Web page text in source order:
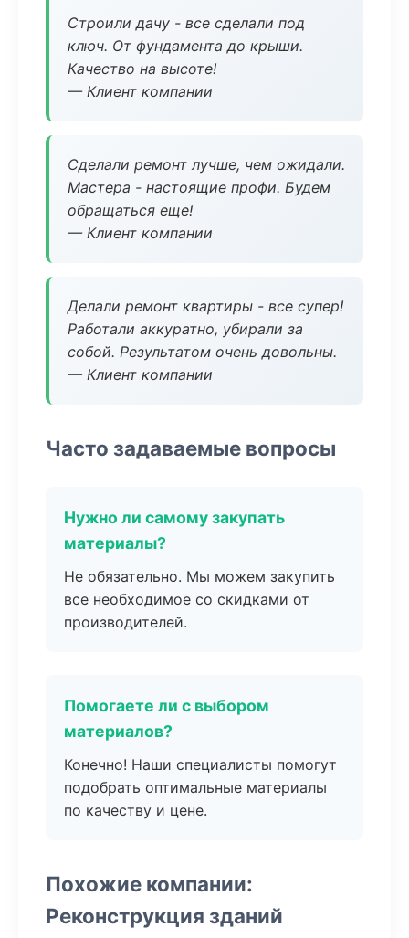
Строили дачу - все сделали под
ключ. От фундамента до крыши.
Качество на высоте!
— Клиент компании
Сделали ремонт лучше, чем ожидали.
Мастера - настоящие профи. Будем
обращаться еще!
— Клиент компании
Делали ремонт квартиры - все супер!
Работали аккуратно, убирали за
собой. Результатом очень довольны.
— Клиент компании
Часто задаваемые вопросы
Нужно ли самому закупать
материалы?
Не обязательно. Мы можем закупить
все необходимое со скидками от
производителей.
Помогаете ли с выбором
материалов?
Конечно! Наши специалисты помогут
подобрать оптимальные материалы
по качеству и цене.
Похожие компании:
Реконструкция зданий